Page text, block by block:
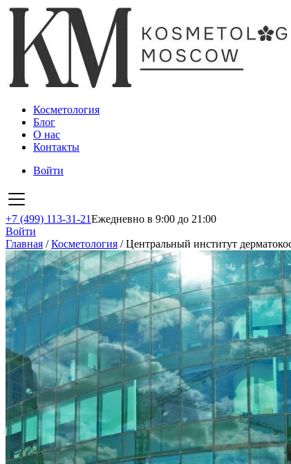
Косметология
Блог
О нас
Контакты
Войти
+7 (499) 113-31-21Ежедневно в 9:00 до 21:00
Войти
Главная /Косметология /Центральный институт